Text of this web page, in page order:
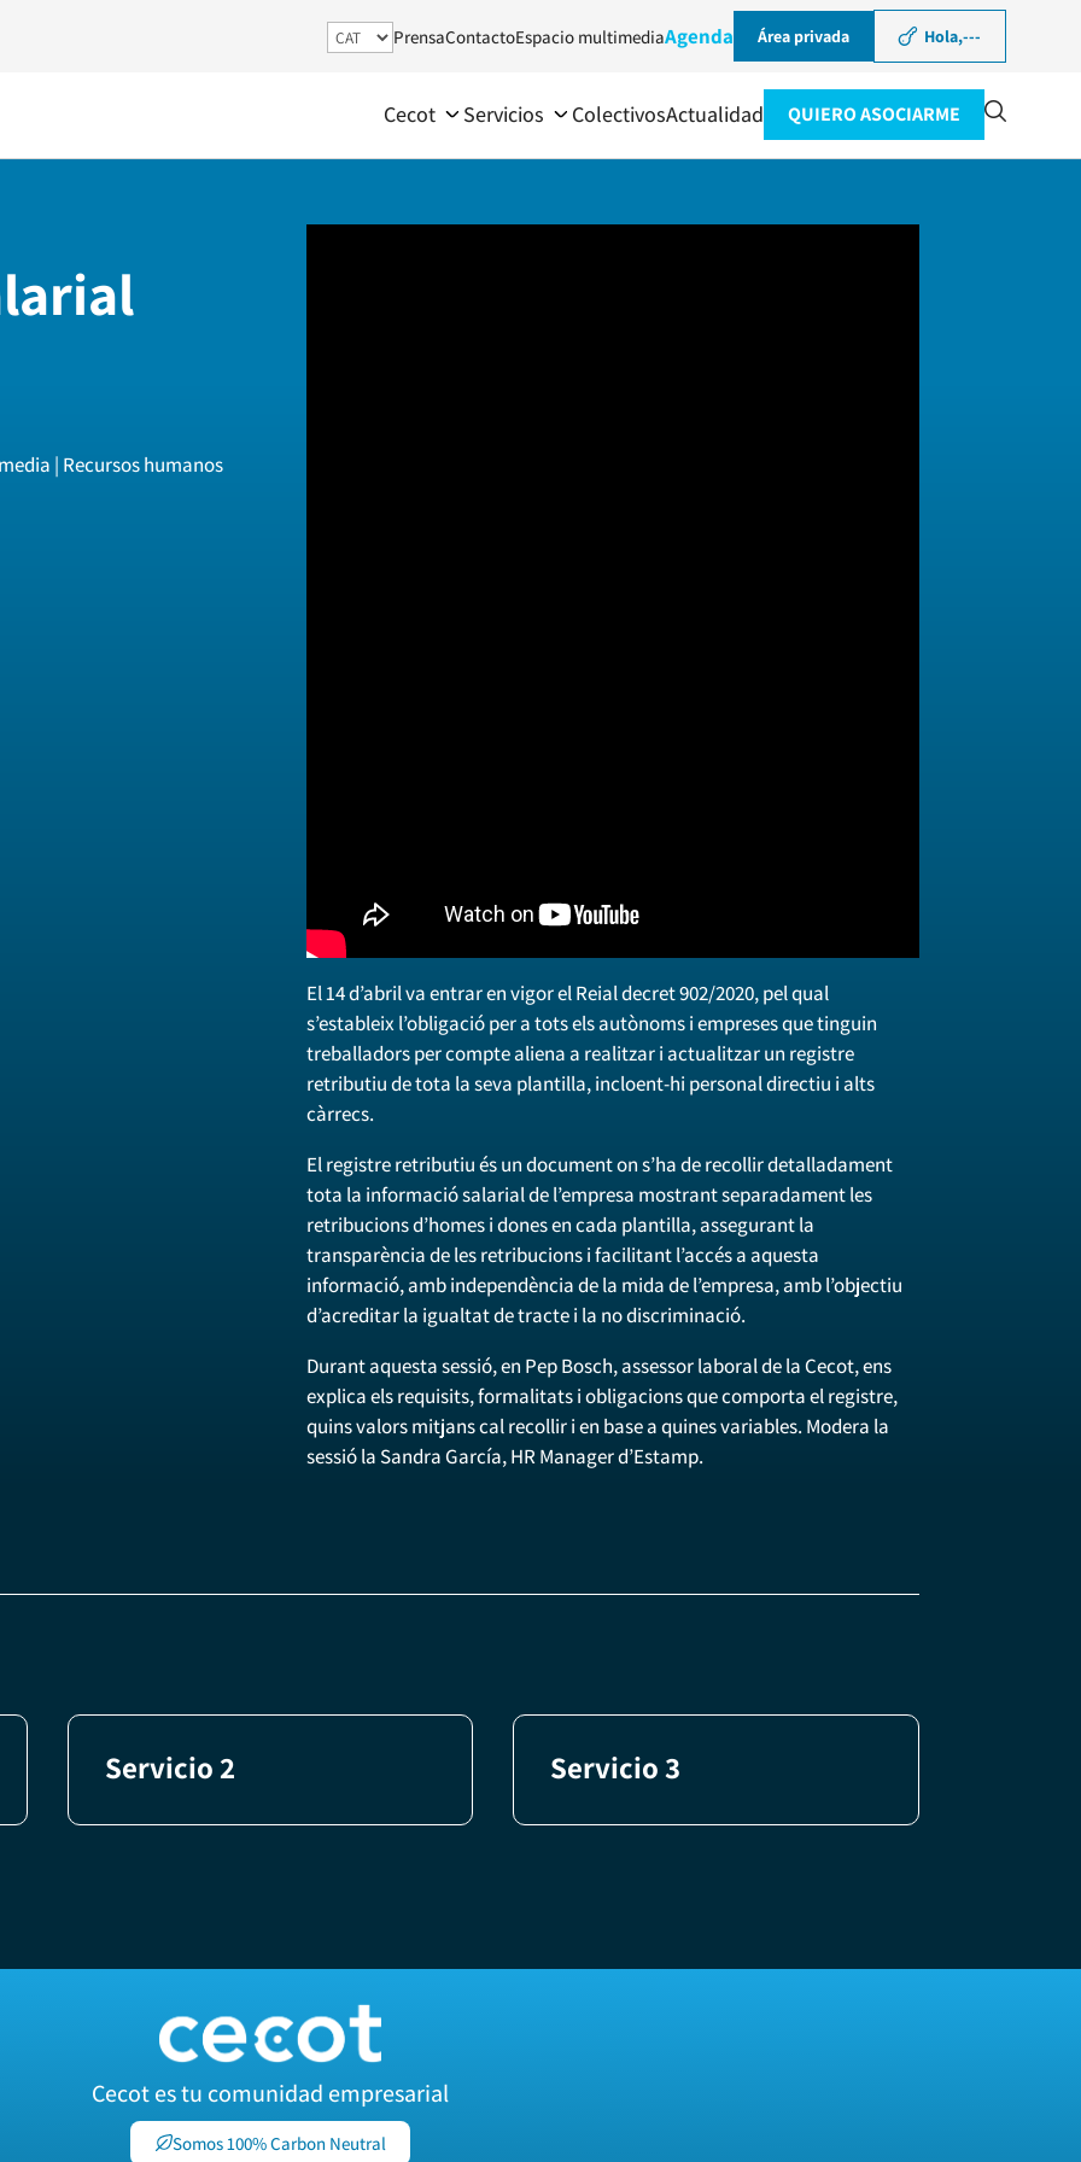
PrensaContactoEspacio multimediaAgenda Área privada Hola,---
Cecot Servicios ColectivosActualidad QUIERO ASOCIARME
| Recursos humanos
El 14 d’abril va entrar en vigor el Reial decret 902/2020, pel qual
s’estableix l’obligació per a tots els autònoms i empreses que tinguin
treballadors per compte aliena a realitzar i actualitzar un registre
retributiu de tota la seva plantilla, incloent-hi personal directiu i alts
càrrecs.
El registre retributiu és un document on s’ha de recollir detalladament
tota la informació salarial de l’empresa mostrant separadament les
retribucions d’homes i dones en cada plantilla, assegurant la
transparència de les retribucions i facilitant l’accés a aquesta
informació, amb independència de la mida de l’empresa, amb l’objectiu
d’acreditar la igualtat de tracte i la no discriminació.
Durant aquesta sessió, en Pep Bosch, assessor laboral de la Cecot, ens
explica els requisits, formalitats i obligacions que comporta el registre,
quins valors mitjans cal recollir i en base a quines variables. Modera la
sessió la Sandra García, HR Manager d’Estamp.
Servicio 2 Servicio 3
Cecot es tu comunidad empresarial
Somos 100% Carbon Neutral